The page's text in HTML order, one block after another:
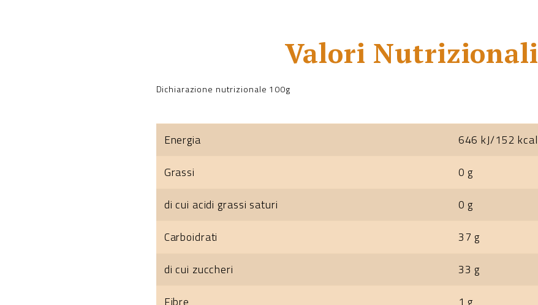
Valori Nutrizionali
Dichiarazione nutrizionale 100g
Energia
646 kJ/152 kcal
Grassi
0 g
di cui acidi grassi saturi
0 g
Carboidrati
37 g
di cui zuccheri
33 g
Fibre
1 g